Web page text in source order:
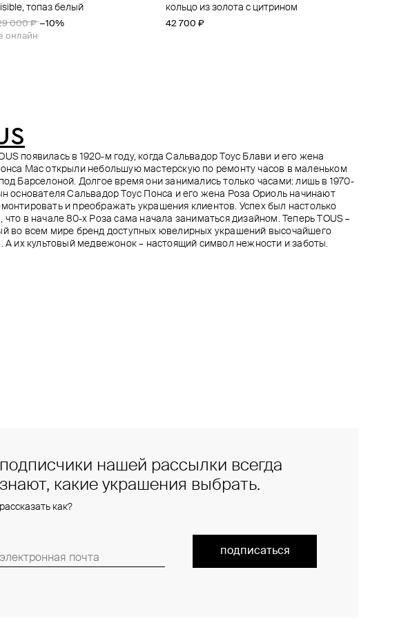
топаз белый
000 ₽ −10%
онлайн
кольцо из золота с цитрином
42 700 ₽
с фианитом
женское классическое обручальное из
желтого золота
со шпинелью
тонкое кольцо-узел из желтого золота
от 36 090 ₽
color, изумруд
000 ₽
кольцо invisible, изумруд
гидротермальный
появилась в 1920-м году, когда Сальвадор Тоус Блави и его жена
Мас открыли небольшую мастерскую по ремонту часов в маленьком
Барселоной. Долгое время они занимались только часами: лишь в 1970-
основателя Сальвадор Тоус Понса и его жена Роза Ориоль начинают
и преображать украшения клиентов. Успех был настолько
в начале 80-х Роза сама начала заниматься дизайном. Теперь TOUS –
во всем мире бренд доступных ювелирных украшений высочайшего
А их культовый медвежонок – настоящий символ нежности и заботы.
подписчики нашей рассылки всегда
знают, какие украшения выбрать.
рассказать как?
подписаться